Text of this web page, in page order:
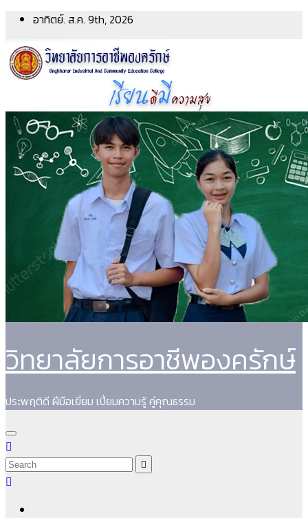
Skip
content
อาทิตย์. ส.ค. 9th, 2026
วิทยาลัยการอาชีพองครักษ์
ประพฤติดี ฝีมือเยี่ยม เปี่ยมความรู้ คู่คุณธรรม